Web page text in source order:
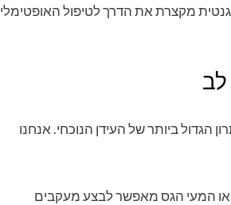
מקצרת את הדרך לטיפול האופטימלי
לב
הגדול ביותר של העידן הנוכחי. אנחנו
או המעי הגס מאפשר לבצע מעקבים